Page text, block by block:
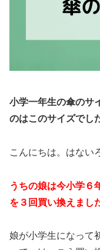
小学一年生の傘のサ
のはこのサイズでし
こんにちは。はない
うちの娘は今小学６
を３回買い換えまし
娘が小学生になって